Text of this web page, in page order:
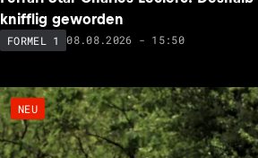
knifflig geworden
FORMEL 1 08.08.2026 - 15:50
NEU